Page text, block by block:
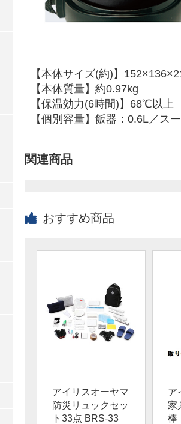
【本体サイズ(約)】
【本体質量】約0.97kg
【保温効力(6時間)】68℃以上
【個別容量】飯器：0.6L／ス
関連商品
おすすめ商品
アイリスオーヤマ
防災リュックセッ
ト33点 BRS-33
ア
家
棒